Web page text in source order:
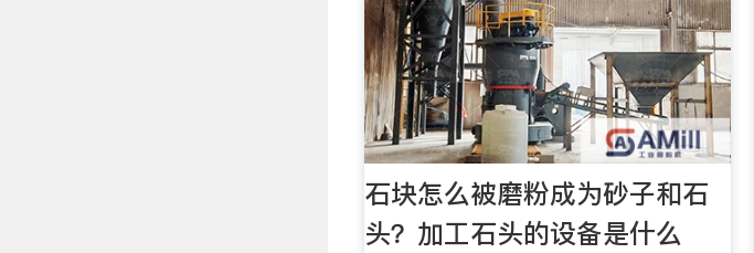
石块怎么被磨粉成为砂子和石
头？加工石头的设备是什么